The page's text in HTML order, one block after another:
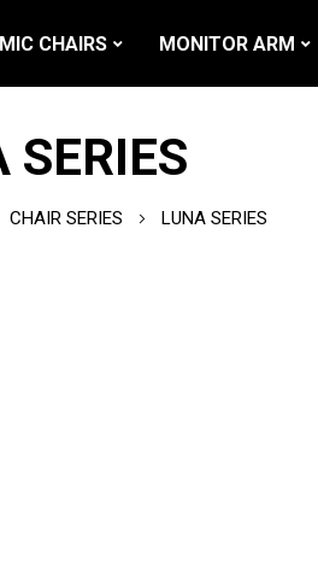
CHAIRS MONITOR ARM
SERIES
CHAIR SERIES LUNA SERIES